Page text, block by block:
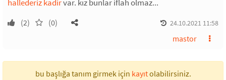
hallederiz kadirvar. kız bunlar iflah olmaz...
(2) (0) 24.10.2021 11:58
mastor
bu başlığa tanım girmek için kayıtolabilirsiniz.